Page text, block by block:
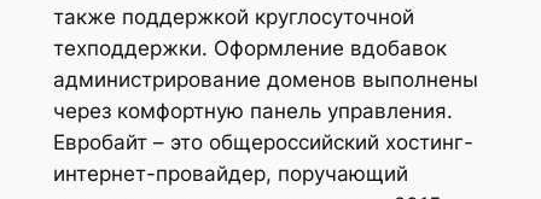
также поддержкой круглосуточной
техподдержки. Оформление вдобавок
администрирование доменов выполнены
через комфортную панель управления.
Евробайт – это общероссийский хостинг-
интернет-провайдер, поручающий